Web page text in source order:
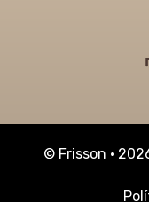
© Frisson •